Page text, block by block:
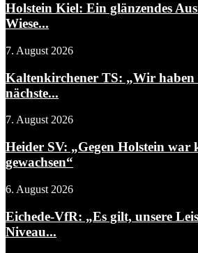
Holstein Kiel: Ein glänzendes
Wiese...
7. August 2026
Kaltenkirchener TS: „Wir haben
nächste...
7. August 2026
Heider SV: „Gegen Holstein war
gewachsen“
6. August 2026
Eichede-VfR: „Es gilt, unsere
Niveau...